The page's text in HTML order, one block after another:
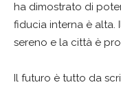
ha dimostrato di
fiducia interna è alta.
sereno e la città è
Il futuro è tutto da